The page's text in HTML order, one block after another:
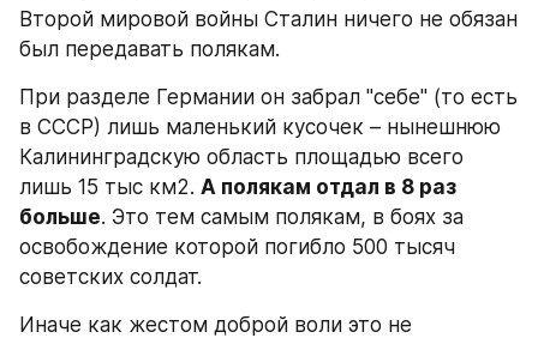
Второй мировой войны Сталин ничего не обязан
был передавать полякам.
При разделе Германии он забрал "себе" (то есть
в СССР) лишь маленький кусочек – нынешнюю
Калининградскую область площадью всего
лишь 15 тыс км2. А полякам отдал в 8 раз
больше. Это тем самым полякам, в боях за
освобождение которой погибло 500 тысяч
советских солдат.
Иначе как жестом доброй воли это не